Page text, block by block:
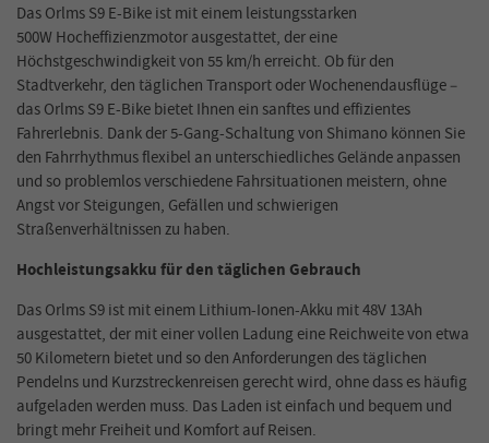
Das Orlms S9 E-Bike ist mit einem leistungsstarken
500WHocheffizienzmotor ausgestattet, der eine
Höchstgeschwindigkeit von 55 km/h erreicht. Ob für den
Stadtverkehr, den täglichen Transport oder Wochenendausflüge –
das Orlms S9 E-Bike bietet Ihnen ein sanftes und effizientes
Fahrerlebnis. Dank der 5-Gang-Schaltung von Shimano können Sie
den Fahrrhythmus flexibel an unterschiedliches Gelände anpassen
und so problemlos verschiedene Fahrsituationen meistern, ohne
Angst vor Steigungen, Gefällen und schwierigen
Straßenverhältnissen zu haben.
Hochleistungsakku für den täglichen Gebrauch
Das Orlms S9 ist mit einem Lithium-Ionen-Akku mit48V13Ah
ausgestattet, der mit einer vollen Ladung eine Reichweite von etwa
50 Kilometern bietet und so den Anforderungen des täglichen
Pendelns und Kurzstreckenreisen gerecht wird, ohne dass es häufig
aufgeladen werden muss. Das Laden ist einfach und bequem und
bringt mehr Freiheit und Komfort auf Reisen.